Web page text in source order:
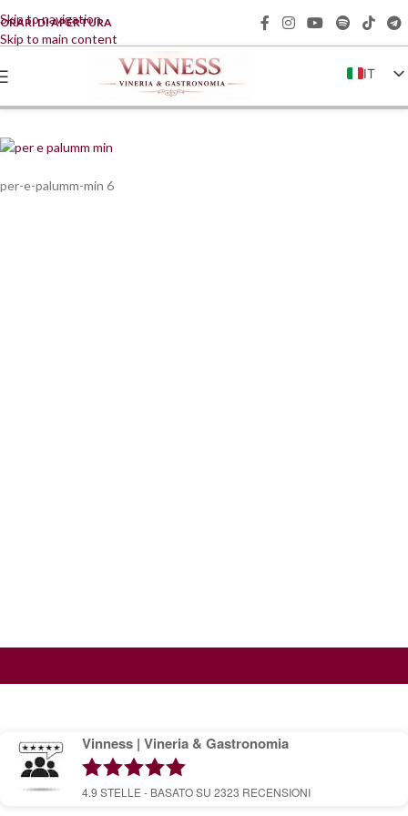
Skip to navigation
Skip to main content
ORARI DI APERTURA
IT
EN
per-e-palumm-min 6
Vinness | Vineria & Gastronomia
4.9 STELLE - BASATO SU 2323 RECENSIONI